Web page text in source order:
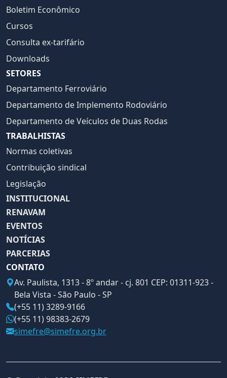
Boletim Econômico
Cursos
Consulta ex-tarifário
Downloads
SETORES
Departamento Ferroviário
Departamento de Implemento Rodoviário
Departamento de Veículos de Duas Rodas
TRABALHISTAS
Normas coletivas
Contribuição sindical
Legislação
INSTITUCIONAL
RENAVAM
EVENTOS
NOTÍCIAS
PARCERIAS
CONTATO
Av. Paulista, 1313 - 8º andar - cj. 801 CEP: 01311-923 -
Bela Vista - São Paulo - SP
(+55 11) 3289-9166
(+55 11) 98383-2679
simefre@simefre.org.br